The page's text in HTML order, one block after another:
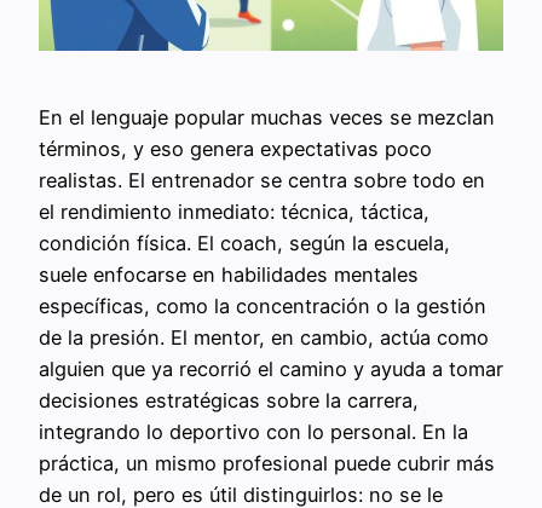
En el lenguaje popular muchas veces se mezclan
términos, y eso genera expectativas poco
realistas. El entrenador se centra sobre todo en
el rendimiento inmediato: técnica, táctica,
condición física. El coach, según la escuela,
suele enfocarse en habilidades mentales
específicas, como la concentración o la gestión
de la presión. El mentor, en cambio, actúa como
alguien que ya recorrió el camino y ayuda a tomar
decisiones estratégicas sobre la carrera,
integrando lo deportivo con lo personal. En la
práctica, un mismo profesional puede cubrir más
de un rol, pero es útil distinguirlos: no se le